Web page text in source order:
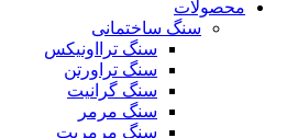
محصولات
سنگ ساختمانی
سنگ ترااونیکس
سنگ تراورتن
سنگ گرانیت
سنگ مرمر
سنگ مرمریت